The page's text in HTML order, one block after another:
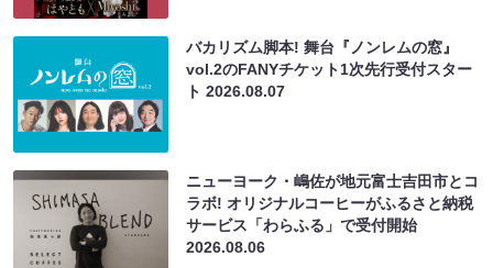
バカリズム脚本! 舞台『ノンレムの窓』
vol.2のFANYチケット1次先行受付スター
ト2026.08.07
ニューヨーク・嶋佐が地元富士吉田市とコ
ラボ! オリジナルコーヒーがふるさと納税
サービス「わらふる」で受付開始
2026.08.06